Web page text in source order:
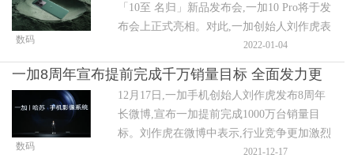
「10至 名归」新品发布会,一加10 Pro将于发
布会上正式亮相。对此,一加创始人刘作虎表
示:”真旗舰,三分靠堆料,七分靠打磨。一加 10
Pro将再次攀登到性能之巅,是顶级参数和极致
打磨下的最强性能旗舰。”
数码 2022-01-04
一加8周年宣布提前完成千万销量目标 全面发力更
大市场
12月17日,一加手机创始人刘作虎发布8周年
长微博,宣布一加提前完成1000万台销量目
标。刘作虎在微博中表示,行业竞争更加激烈
之时,一加坚持做好精品积极开拓市场,提前完
数码 2021-12-17